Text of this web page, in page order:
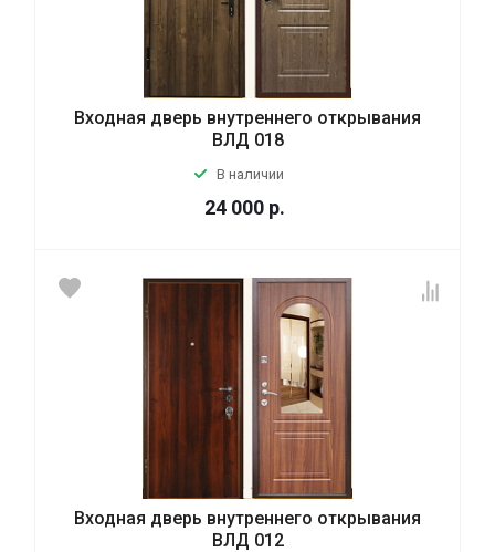
Входная дверь внутреннего открывания
ВЛД 018
В наличии
24 000 р.
Входная дверь внутреннего открывания
ВЛД 012